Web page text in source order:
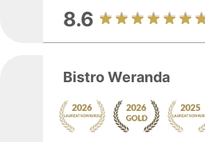
8.6
Bistro Weranda